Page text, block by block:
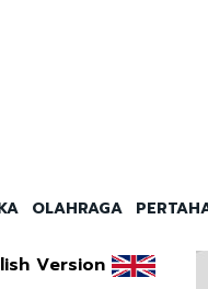
OLAHRAGA
Version